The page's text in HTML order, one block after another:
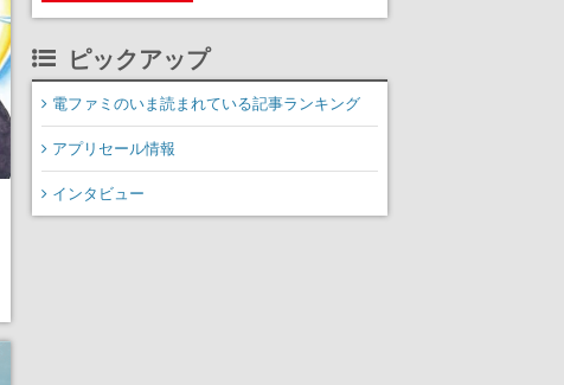
1四半期で本体は前年同期
万本を売り上げる
ピックアップ
電ファミのいま読まれている記事ランキング
アプリセール情報
インタビュー